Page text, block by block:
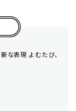
な表現 よむたび、